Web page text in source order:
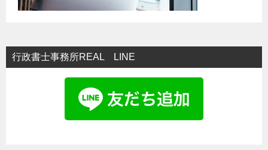
行政書士事務所REAL LINE